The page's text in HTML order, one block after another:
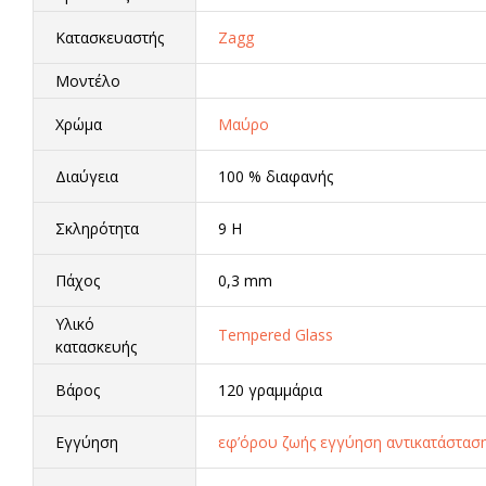
Κατασκευαστής Zagg
Μοντέλο
Χρώμα Μαύρο
Διαύγεια 100 % διαφανής
Σκληρότητα 9 H
Πάχος 0,3 mm
Υλικό
κατασκευής
Tempered Glass
Βάρος 120 γραμμάρια
Εγγύηση εφ’όρου ζωής εγγύηση